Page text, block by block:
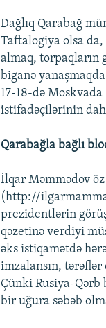
Dağlıq Qarabağ
Taftalogiya olsa
almaq, torpaqların
biganə
17-18-də
istifadəçilərinin
Qarabağla bağlı
İlqar Məmmədov
(http://
prezidentlərin
qəzetinə verdiyi
əks istiqamətdə
imzalansın,
Çünki Rusiya-Qərb
bir uğura səbəb